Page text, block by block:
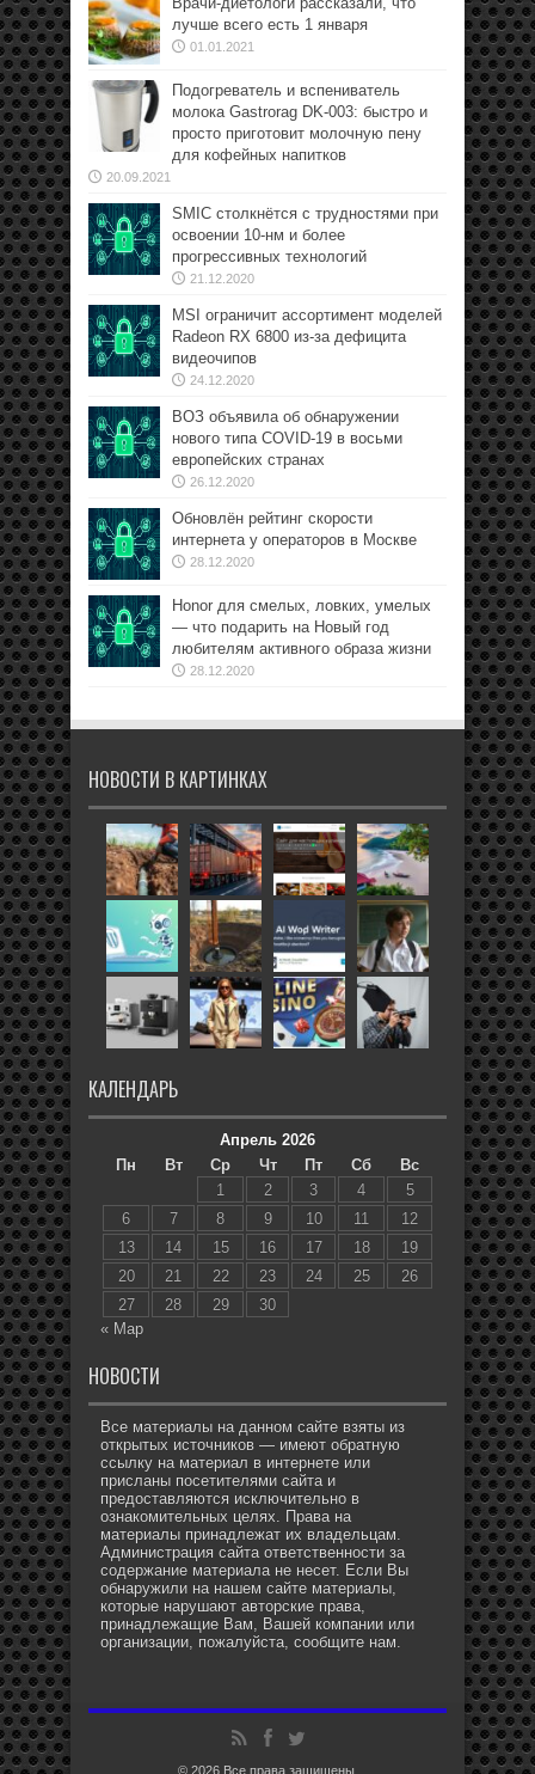
лучше всего есть 1 января
01.01.2021
Подогреватель и вспениватель
молока Gastrorag DK-003: быстро и
просто приготовит молочную пену
для кофейных напитков
20.09.2021
SMIC столкнётся с трудностями при
освоении 10-нм и более
прогрессивных технологий
21.12.2020
MSI ограничит ассортимент моделей
Radeon RX 6800 из-за дефицита
видеочипов
24.12.2020
ВОЗ объявила об обнаружении
нового типа COVID-19 в восьми
европейских странах
26.12.2020
Обновлён рейтинг скорости
интернета у операторов в Москве
28.12.2020
Honor для смелых, ловких, умелых
— что подарить на Новый год
любителям активного образа жизни
28.12.2020
НОВОСТИ В КАРТИНКАХ
КАЛЕНДАРЬ
Апрель 2026
Пн
Вт Ср Чт Пт Сб
Вс
1
2 3 4
5
6
7 8 9 10 11
12
13
14 15 16 17 18
19
20
21 22 23 24 25
26
27
28 29
30
« Мар
НОВОСТИ
Все материалы на данном сайте взяты из
открытых источников — имеют обратную
ссылку на материал в интернете или
присланы посетителями сайта и
предоставляются исключительно в
ознакомительных целях. Права на
материалы принадлежат их владельцам.
Администрация сайта ответственности за
содержание материала не несет. Если Вы
обнаружили на нашем сайте материалы,
которые нарушают авторские права,
принадлежащие Вам, Вашей компании или
организации, пожалуйста, сообщите нам.
© 2026 Все права защищены.